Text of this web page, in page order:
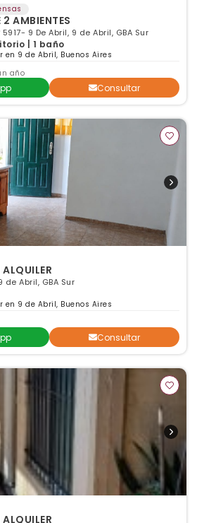
AMBIENTES
9 De Abril, 9 de Abril, GBA Sur
| 1 baño
9 de Abril, Buenos Aires
año
Consultar
de Abril, GBA Sur
9 de Abril, Buenos Aires
Consultar